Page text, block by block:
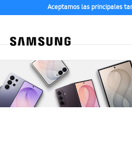
Aceptamos las principales